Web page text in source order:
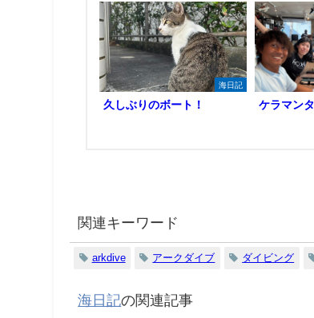
海日記
久しぶりのボート！ ケラマンタ
関連キーワード
arkdive アークダイブ ダイビング
海日記の関連記事